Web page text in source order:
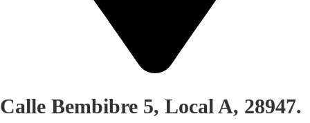
Calle Bembibre 5, Local A, 28947.